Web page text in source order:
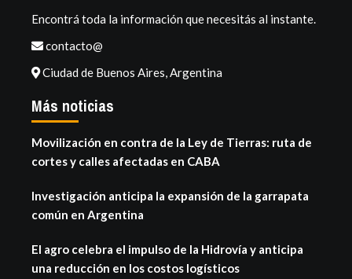
Encontrá toda la información que necesitás al instante.
contacto@
Ciudad de Buenos Aires, Argentina
Más noticias
Movilización en contra de la Ley de Tierras: ruta de
cortes y calles afectadas en CABA
Investigación anticipa la expansión de la garrapata
común en Argentina
El agro celebra el impulso de la Hidrovía y anticipa
una reducción en los costos logísticos